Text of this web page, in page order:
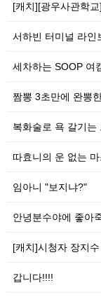
[캐치][광우사관학
서하빈 터미널 라인
세차하는 SOOP 여
짬뽕 3초만에 완뽕
복화술로 욕 갈기는
따효니의 운 없는
임아니 "보지냐?"
안녕분수야에 좋아
[캐치]시청자 장지
갑니다!!!!